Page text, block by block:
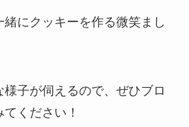
緒にクッキーを作る微笑まし
子が伺えるので、ぜひブロ
ください！